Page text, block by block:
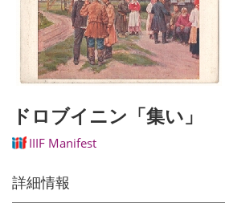
ドロブイニン「集い」
IIIF Manifest
詳細情報